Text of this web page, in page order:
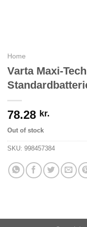
Home
Varta Maxi-
78.28 kr.
Out of stock
SKU: 998457384